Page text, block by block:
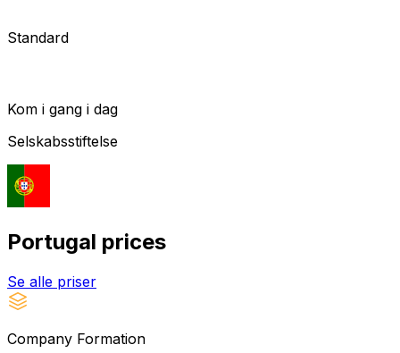
Standard
Kom i gang i dag
Selskabsstiftelse
Portugal prices
Se alle priser
Company Formation